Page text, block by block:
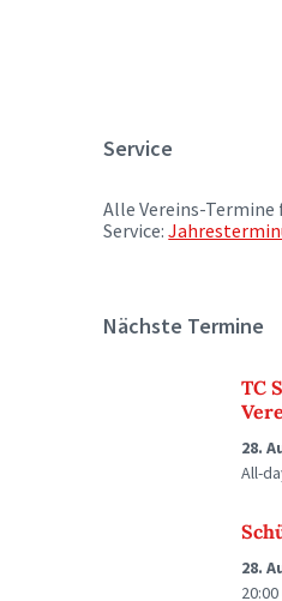
Service
Alle Vereins-Termine
Service:
Nächste Termine
TC
28.
All-
28.
20:00